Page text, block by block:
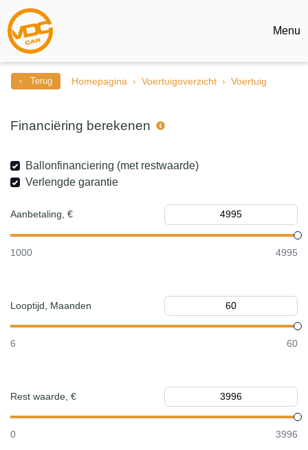
Menu
‹ Terug Homepagina Voertuigoverzicht Voertuig
Financiëring berekenen
Ballonfinanciering (met restwaarde)
Verlengde garantie
Aanbetaling, €
1000 4995
Looptijd, Maanden
6 60
Rest waarde, €
0 3996